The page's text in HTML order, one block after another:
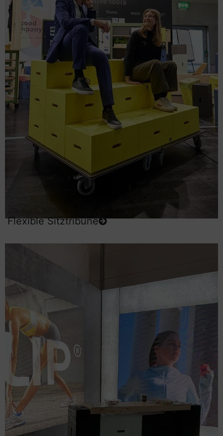
Flexible Sitztribüne